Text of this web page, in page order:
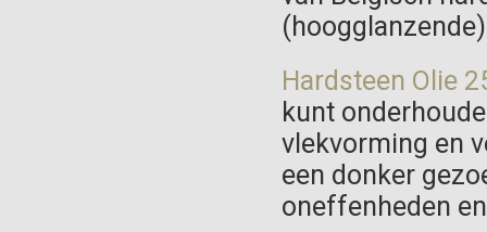
Hardsteen Olie
kunt
vlekvorming en
een donker
oneffenheden